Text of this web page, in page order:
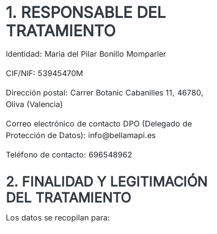
1. RESPONSABLE DEL
TRATAMIENTO
Identidad: Maria del Pilar Bonillo Momparler
CIF/NIF: 53945470M
Dirección postal: Carrer Botanic Cabanilles 11, 46780,
Oliva (Valencia)
Correo electrónico de contacto DPO (Delegado de
Protección de Datos): info@bellamapi.es
Teléfono de contacto: 696548962
2. FINALIDAD Y LEGITIMACIÓN
DEL TRATAMIENTO
Los datos se recopilan para: